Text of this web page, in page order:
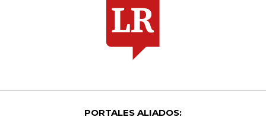
PORTALES ALIADOS: